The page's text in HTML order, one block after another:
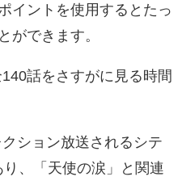
イントを使用するとたっ
ができます。
話をさすがに見る時間
ション放送されるシテ
、「天使の涙」と関連